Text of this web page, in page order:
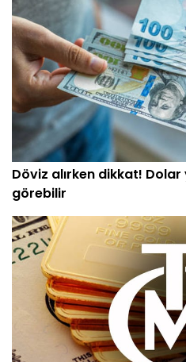
Döviz alırken dikkat! Dolar
görebilir